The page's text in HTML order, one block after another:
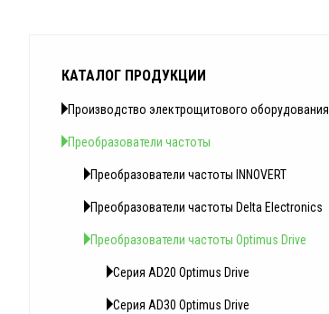
КАТАЛОГ ПРОДУКЦИИ
Производство электрощитового оборудования
Преобразователи частоты
Преобразователи частоты INNOVERT
Преобразователи частоты Delta Electronics
Преобразователи частоты Optimus Drive
Серия AD20 Optimus Drive
Серия AD30 Optimus Drive